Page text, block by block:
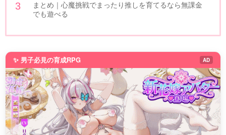
まとめ｜心魔挑戦でまったり推しを育てるなら無課金
でも遊べる
✨ 男子必見の育成RPG AD